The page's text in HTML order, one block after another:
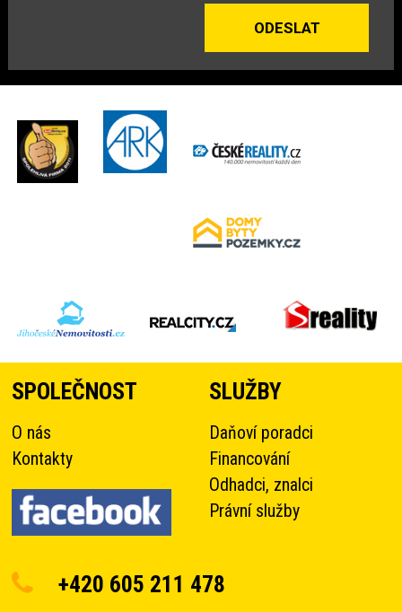
SPOLEČNOST
O nás
Kontakty
SLUŽBY
Daňoví poradci
Financování
Odhadci, znalci
Právní služby
+420 605 211 478